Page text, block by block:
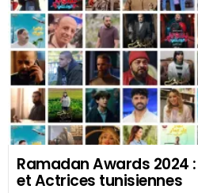
Ramadan Awards 2024
et Actrices tunisiennes